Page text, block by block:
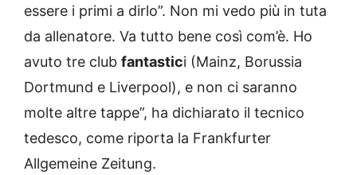
essere i primi a dirlo”. Non mi vedo più in tuta
da allenatore. Va tutto bene così com’è. Ho
avuto tre club fantastici (Mainz, Borussia
Dortmund e Liverpool), e non ci saranno
molte altre tappe”, ha dichiarato il tecnico
tedesco, come riporta la Frankfurter
Allgemeine Zeitung.